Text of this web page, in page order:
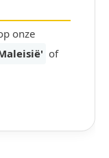
onze
of